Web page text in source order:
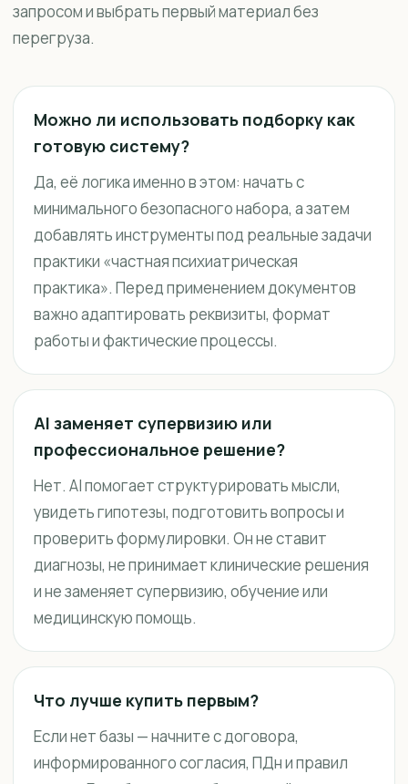
запросом и выбрать первый материал без
перегруза.
Можно ли использовать подборку как
готовую систему?
Да, её логика именно в этом: начать с
минимального безопасного набора, а затем
добавлять инструменты под реальные задачи
практики «частная психиатрическая
практика». Перед применением документов
важно адаптировать реквизиты, формат
работы и фактические процессы.
AI заменяет супервизию или
профессиональное решение?
Нет. AI помогает структурировать мысли,
увидеть гипотезы, подготовить вопросы и
проверить формулировки. Он не ставит
диагнозы, не принимает клинические решения
и не заменяет супервизию, обучение или
медицинскую помощь.
Что лучше купить первым?
Если нет базы — начните с договора,
информированного согласия, ПДн и правил